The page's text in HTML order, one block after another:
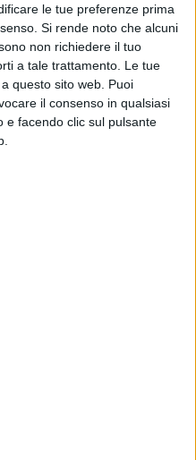
le tue preferenze prima
Si rende noto che alcuni
non richiedere il tuo
a tale trattamento. Le tue
questo sito web. Puoi
il consenso in qualsiasi
e facendo clic sul pulsante
la presentazione del
Patronale
della parrocchia di